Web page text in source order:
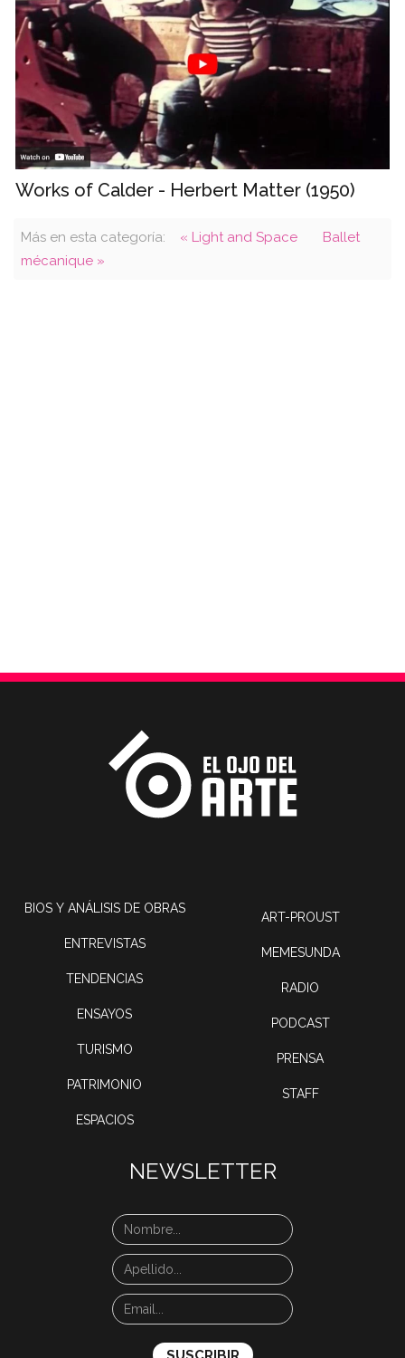
Works of Calder - Herbert Matter (1950)
Más en esta categoría: « Light and Space
Ballet
mécanique »
BIOS Y ANÁLISIS DE OBRAS
ENTREVISTAS
TENDENCIAS
ENSAYOS
TURISMO
PATRIMONIO
ESPACIOS
ART-PROUST
MEMESUNDA
RADIO
PODCAST
PRENSA
STAFF
NEWSLETTER